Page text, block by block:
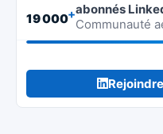
19 000+abonnés
Communauté